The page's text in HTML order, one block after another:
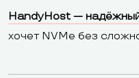
HandyHost —
хочет NVMe без